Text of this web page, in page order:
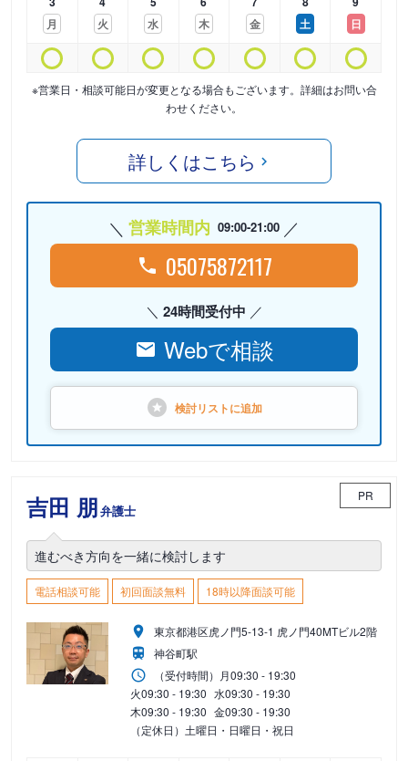
月
火
水
木
金
土
日
※営業日・相談可能日が変更となる場合もございます。詳細はお問い合
わせください。
詳しくはこちら
営業時間内 09:00-21:00
05075872117
24時間受付中
Webで相談
検討リストに追加
吉田 朋弁護士
PR
進むべき方向を一緒に検討します
電話相談可能 初回面談無料 18時以降面談可能
東京都港区虎ノ門5-13-1 虎ノ門40MTビル2階
神谷町駅
（受付時間） 月09:30 - 19:30
火09:30 - 19:30 水09:30 - 19:30
木09:30 - 19:30 金09:30 - 19:30
（定休日）土曜日・日曜日・祝日